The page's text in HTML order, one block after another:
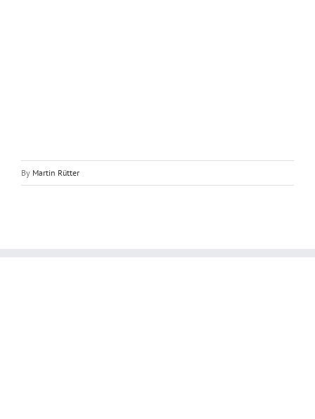
By Martin Rütter